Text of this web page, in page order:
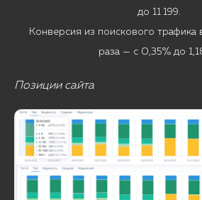
до 11 199.
Конверсия из поискового трафика
раза — с 0,35% до
Позиции сайта